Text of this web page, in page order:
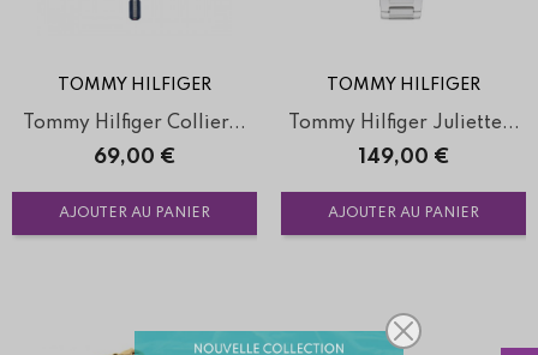
TOMMY HILFIGER
Tommy Hilfiger Collier...
Prix
69,00 €
AJOUTER AU PANIER
TOMMY HILFIGER
Tommy Hilfiger Juliette...
Prix
149,00 €
AJOUTER AU PANIER